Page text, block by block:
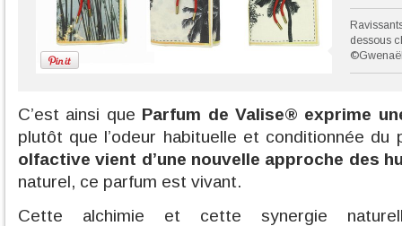
dessous
C’est ainsi que Parfum de Valise® exprime
plutôt que l’odeur habituelle et conditionnée
olfactive vient d’une nouvelle approche des
naturel, ce parfum est vivant.
Cette alchimie et cette synergie